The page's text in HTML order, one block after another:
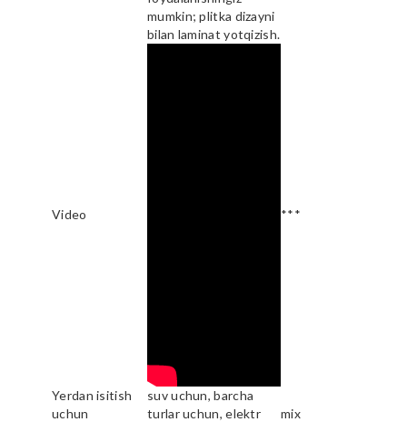
mumkin; plitka dizayni
bilan laminat yotqizish.
Video ***
Yerdan isitish
uchun
suv uchun, barcha
turlar uchun, elektr
mix